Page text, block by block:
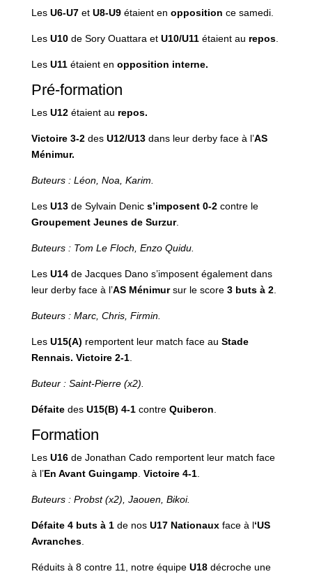
Les U6-U7et U8-U9étaient en opposition ce samedi.
Les U10de Sory Ouattara et U10/U11étaient au repos.
LesU11étaient en opposition interne.
Pré-formation
Les U12étaient au repos.
Victoire 3-2desU12/U13dans leur derby face à l’AS
Ménimur.
Buteurs : Léon, Noa, Karim.
Les U13de Sylvain Denic s’imposent 0-2contre le
Groupement Jeunes de Surzur.
Buteurs : Tom Le Floch, Enzo Quidu.
Les U14de Jacques Dano s’imposent également dans
leur derby face à l’AS Ménimursur le score 3 buts à 2.
Buteurs : Marc, Chris, Firmin.
LesU15(A) remportent leur match face au Stade
Rennais. Victoire 2-1.
Buteur : Saint-Pierre (x2).
Défaitedes U15(B) 4-1 contre Quiberon
Formation
Les U16de Jonathan Cado remportent leur match face
à l’En Avant Guingamp Victoire 4-1.
Buteurs : Probst (x2), Jaouen, Bikoi.
Défaite 4 buts à 1de nos U17 Nationauxface à l‘US
Avranches.
Réduits à 8 contre 11, notre équipe U18décroche une